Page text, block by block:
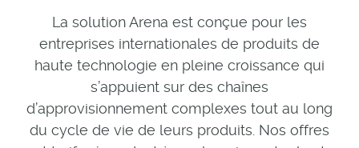
La solution Arena est conçue pour les
entreprises internationales de produits de
haute technologie en pleine croissance qui
s’appuient sur des chaînes
d’approvisionnement complexes tout au long
du cycle de vie de leurs produits. Nos offres